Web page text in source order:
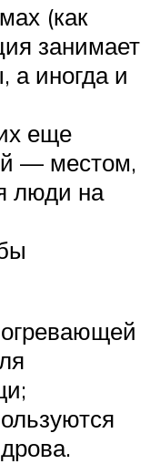
(как
занимает
иногда и
еще
— местом,
люди на